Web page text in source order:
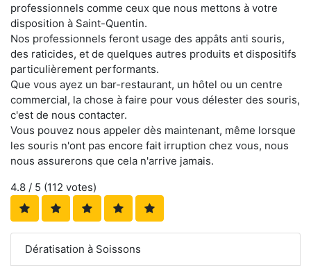
professionnels comme ceux que nous mettons à votre
disposition à Saint-Quentin.
Nos professionnels feront usage des appâts anti souris,
des raticides, et de quelques autres produits et dispositifs
particulièrement performants.
Que vous ayez un bar-restaurant, un hôtel ou un centre
commercial, la chose à faire pour vous délester des souris,
c'est de nous contacter.
Vous pouvez nous appeler dès maintenant, même lorsque
les souris n'ont pas encore fait irruption chez vous, nous
nous assurerons que cela n'arrive jamais.
4.8 / 5 (112 votes)
Dératisation à Soissons